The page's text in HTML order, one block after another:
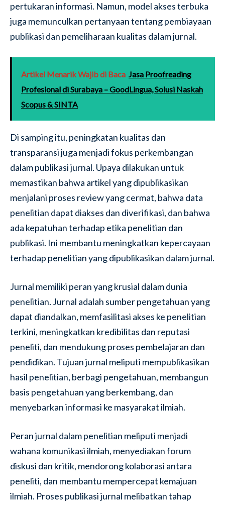
pertukaran informasi. Namun, model akses terbuka
juga memunculkan pertanyaan tentang pembiayaan
publikasi dan pemeliharaan kualitas dalam jurnal.
Artikel Menarik Wajib di Baca Jasa Proofreading
Profesional di Surabaya – GoodLingua, Solusi Naskah
Scopus & SINTA
Di samping itu, peningkatan kualitas dan
transparansi juga menjadi fokus perkembangan
dalam publikasi jurnal. Upaya dilakukan untuk
memastikan bahwa artikel yang dipublikasikan
menjalani proses review yang cermat, bahwa data
penelitian dapat diakses dan diverifikasi, dan bahwa
ada kepatuhan terhadap etika penelitian dan
publikasi. Ini membantu meningkatkan kepercayaan
terhadap penelitian yang dipublikasikan dalam jurnal.
Jurnal memiliki peran yang krusial dalam dunia
penelitian. Jurnal adalah sumber pengetahuan yang
dapat diandalkan, memfasilitasi akses ke penelitian
terkini, meningkatkan kredibilitas dan reputasi
peneliti, dan mendukung proses pembelajaran dan
pendidikan. Tujuan jurnal meliputi mempublikasikan
hasil penelitian, berbagi pengetahuan, membangun
basis pengetahuan yang berkembang, dan
menyebarkan informasi ke masyarakat ilmiah.
Peran jurnal dalam penelitian meliputi menjadi
wahana komunikasi ilmiah, menyediakan forum
diskusi dan kritik, mendorong kolaborasi antara
peneliti, dan membantu mempercepat kemajuan
ilmiah. Proses publikasi jurnal melibatkan tahap